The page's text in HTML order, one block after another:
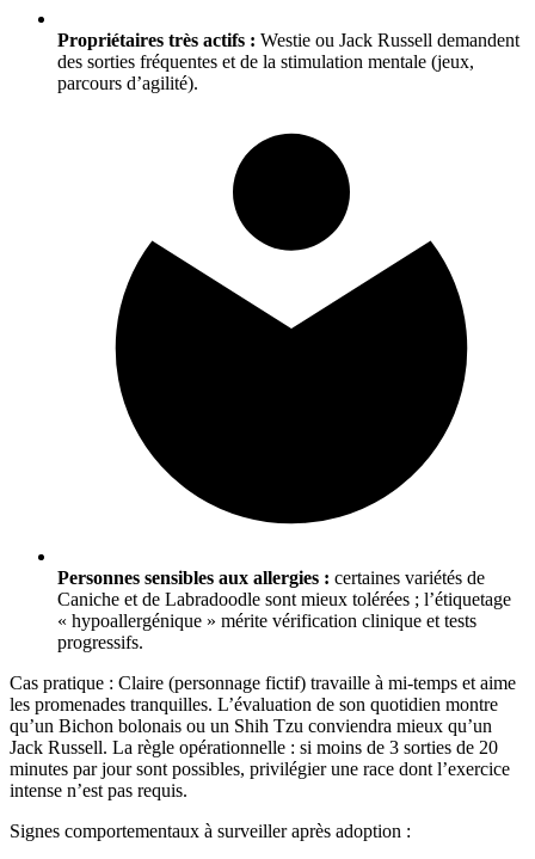
Propriétaires très actifs : Westie ou Jack Russell demandent
des sorties fréquentes et de la stimulation mentale (jeux,
parcours d’agilité).
Personnes sensibles aux allergies : certaines variétés de
Caniche et de Labradoodle sont mieux tolérées ; l’étiquetage
« hypoallergénique » mérite vérification clinique et tests
progressifs.
Cas pratique : Claire (personnage fictif) travaille à mi-temps et aime
les promenades tranquilles. L’évaluation de son quotidien montre
qu’un Bichon bolonais ou un Shih Tzu conviendra mieux qu’un
Jack Russell. La règle opérationnelle : si moins de 3 sorties de 20
minutes par jour sont possibles, privilégier une race dont l’exercice
intense n’est pas requis.
Signes comportementaux à surveiller après adoption :